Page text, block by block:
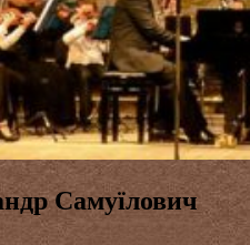
Самуїлович